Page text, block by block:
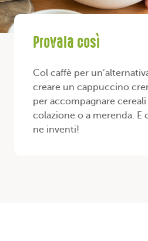
Provala così
Col caffè per
creare un cappuccino
per accompagnare
colazione o a merenda. E
ne inventi!